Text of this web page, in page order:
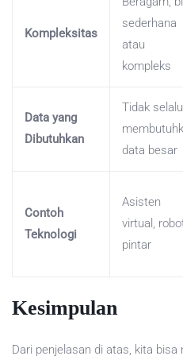
Kompleksitas
sederhana
atau
kompleks
Data yang
Dibutuhkan
Tidak selalu
data besar
Contoh
Teknologi
Asisten
virtual,
pintar
Kesimpulan
Dari penjelasan di atas, kita bisa